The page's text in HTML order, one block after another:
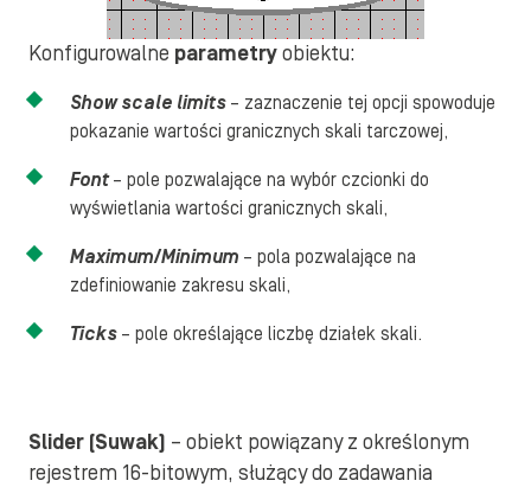
Konfigurowalne parametryobiektu:
Show scale limits – zaznaczenie tej opcji spowoduje
pokazanie wartości granicznych skali tarczowej,
Font – pole pozwalające na wybór czcionki do
wyświetlania wartości granicznych skali,
Maximum/Minimum – pola pozwalające na
zdefiniowanie zakresu skali,
Ticks – pole określające liczbę działek skali.
Slider (Suwak) – obiekt powiązany z określonym
rejestrem 16-bitowym, służący do zadawania